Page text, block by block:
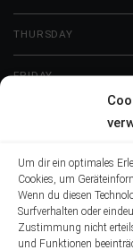
Um dir ein optimales
Cookies, um
Wenn du diesen
Surfverhalten oder
Zustimmung nicht
und Funktionen
THURSDAY
FRIDAY
SUNDAY